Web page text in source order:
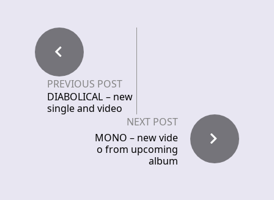
PREVIOUS POST
DIABOLICAL – new
single and video
NEXT POST
MONO – new vide
o from upcoming
album